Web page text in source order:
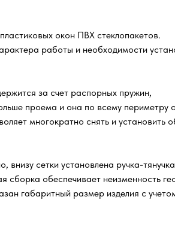
окон ПВХ стеклопакетов.
работы и необходимости
за счет распорных пружин,
проема и она по всему периметру
многократно снять и установить
сетки установлена ручка-
сборка обеспечивает неизменность
габаритный размер изделия с